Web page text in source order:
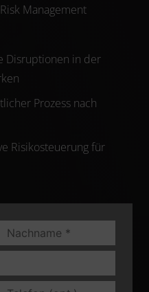
Management
Disruptionen in der
Prozess nach
Risikosteuerung für